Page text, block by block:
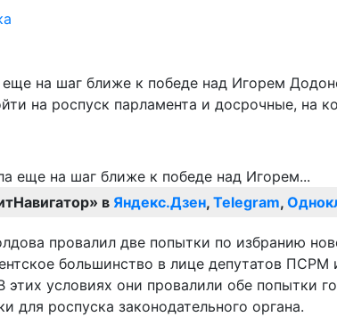
на шаг ближе к победе над Игорем
на роспуск парламента и досрочные, на
в Яндекс.Дзен, Telegram,
провалил две попытки по избранию
большинство в лице депутатов
условиях они провалили обе попытки
для роспуска законодательного органа.